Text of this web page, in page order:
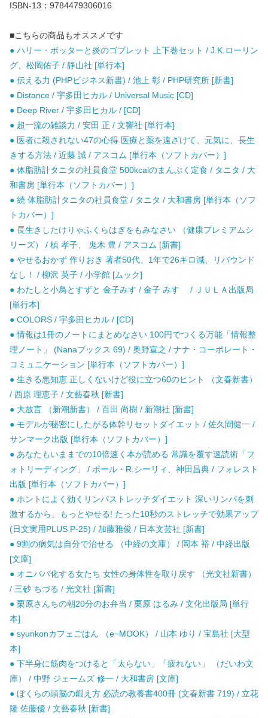
ISBN-13：9784479306016
■こちらの商品もオススメです
● ハリー・ポッターと炎のゴブレット 上下巻セット / J.K.ローリン
グ、松岡佑子 / 静山社 [単行本]
● 伝える力 (PHPビジネス新書) / 池上 彰 / PHP研究所 [新書]
● Distance / 宇多田ヒカル / Universal Music [CD]
● Deep River / 宇多田ヒカル / [CD]
● 超一流の雑談力 / 安田 正 / 文響社 [単行本]
● 医者に殺されない47の心得 医療と薬を遠ざけて、元気に、長生
きする方法 / 近藤 誠 / アスコム [単行本（ソフトカバー）]
● 体脂肪計タニタの社員食堂 500kcalのまんぷく定食 / タニタ / 大
和書房 [単行本（ソフトカバー）]
● 続 体脂肪計タニタの社員食堂 / タニタ / 大和書房 [単行本（ソフ
トカバー）]
● 長生きしたけりゃふくらはぎをもみなさい （健康プレミアムシ
リーズ） / 槙 孝子、 鬼木 豊 / アスコム [新書]
● やせるおかず 作りおき 著者50代、1年で26キロ減、リバウンド
なし！ / 柳沢 英子 / 小学館 [ムック]
● わたしと小鳥とすずと 金子みす / 金子 みすゞ / ＪＵＬＡ出版局
[単行本]
● COLORS / 宇多田ヒカル / [CD]
● 情報は1冊のノートにまとめなさい 100円でつくる万能「情報整
理ノート」 (Nanaブックス 69) / 奥野宣之 / ナナ・コーポレート・
コミュニケーション [単行本（ソフトカバー）]
● 生きる悪知恵 正しくないけど役に立つ60のヒント （文春新書）
/ 西原 理恵子 / 文藝春秋 [新書]
● 大放言 （新潮新書） / 百田 尚樹 / 新潮社 [新書]
● モデルが秘密にしたがる体幹リセットダイエット / 佐久間健一 /
サンマーク出版 [単行本（ソフトカバー）]
● あなたもいままでの10倍速く本が読める 常識を覆す速読術「フ
ォトリーディング」 / ポール・R.シーリィ、神田昌典 / フォレスト
出版 [単行本（ソフトカバー）]
● ホントによく効くリンパストレッチダイエット 深いリンパを刺
激するから、もっとやせる! たった10秒のストレッチで効果アップ
(日文実用PLUS P-25) / 加藤雅俊 / 日本文芸社 [新書]
● 9割の病気は自分で治せる （中経の文庫） / 岡本 裕 / 中経出版
[文庫]
● オニババ化する女たち 女性の身体性を取り戻す （光文社新書）
/ 三砂 ちづる / 光文社 [新書]
● 栗原さんちの朝20分のお弁当 / 栗原 はるみ / 文化出版局 [単行
本]
● syunkonカフェごはん （e−MOOK） / 山本 ゆり / 宝島社 [大型
本]
● 下半身に筋肉をつけると「太らない」「疲れない」 （だいわ文
庫） / 中野 ジェームズ 修一 / 大和書房 [文庫]
● ぼくらの頭脳の鍛え方 必読の教養書400冊 (文春新書 719) / 立花
隆 佐藤優 / 文藝春秋 [新書]